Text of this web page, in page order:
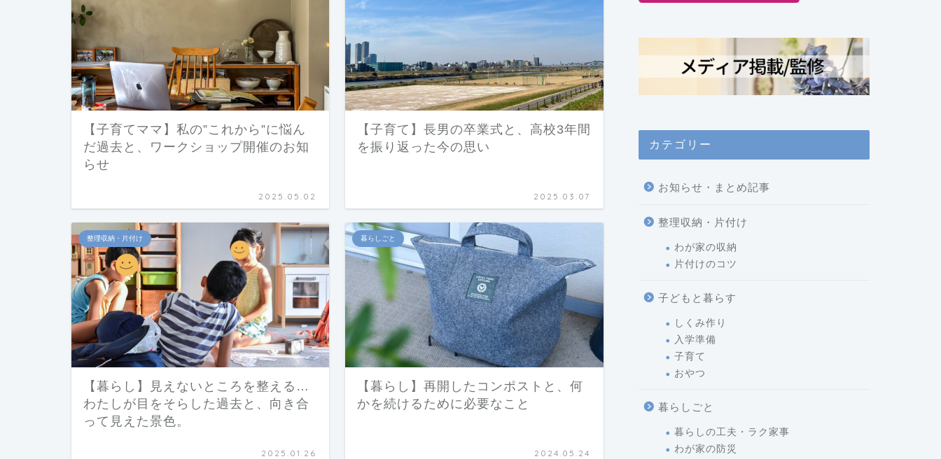
【子育てママ】私の”これから”に悩ん
だ過去と、ワークショップ開催のお知
らせ
2025.05.02
【子育て】長男の卒業式と、高校3年間
を振り返った今の思い
2025.03.07
整理収納・片付け
【暮らし】見えないところを整える…
わたしが目をそらした過去と、向き合
って見えた景色。
2025.01.26
暮らしごと
【暮らし】再開したコンポストと、何
かを続けるために必要なこと
2024.05.24
カテゴリー
お知らせ・まとめ記事
整理収納・片付け
わが家の収納
片付けのコツ
子どもと暮らす
しくみ作り
入学準備
子育て
おやつ
暮らしごと
暮らしの工夫・ラク家事
わが家の防災